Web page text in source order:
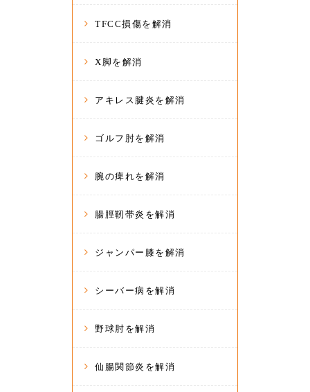
TFCC損傷を解消
X脚を解消
アキレス腱炎を解消
ゴルフ肘を解消
腕の痺れを解消
腸脛靭帯炎を解消
ジャンパー膝を解消
シーバー病を解消
野球肘を解消
仙腸関節炎を解消